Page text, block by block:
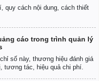
quy cách nội dung, cách thiết
cáo trong trình quản lý
số này, thương hiệu đánh giá
tương tác, hiệu quả chi phí.